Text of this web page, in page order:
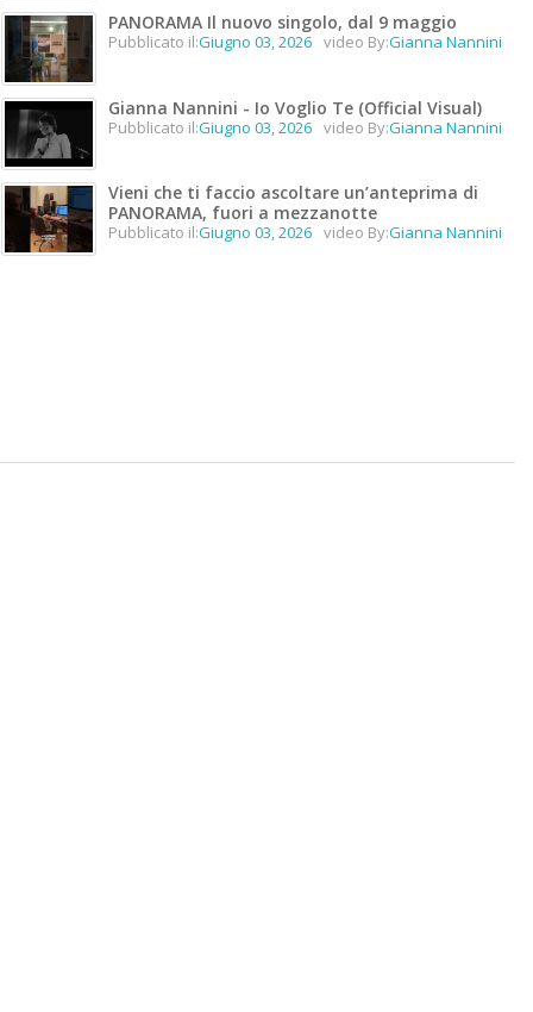
PANORAMA Il nuovo singolo, dal 9 maggio
Pubblicato il:Giugno 03, 2026 video By:Gianna Nannini
Gianna Nannini - Io Voglio Te (Official Visual)
Pubblicato il:Giugno 03, 2026 video By:Gianna Nannini
Vieni che ti faccio ascoltare un’anteprima di
PANORAMA, fuori a mezzanotte
Pubblicato il:Giugno 03, 2026 video By:Gianna Nannini